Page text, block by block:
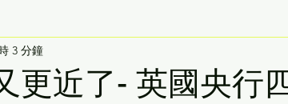
遍 NZ
更近了- 英國央行
3 分鐘